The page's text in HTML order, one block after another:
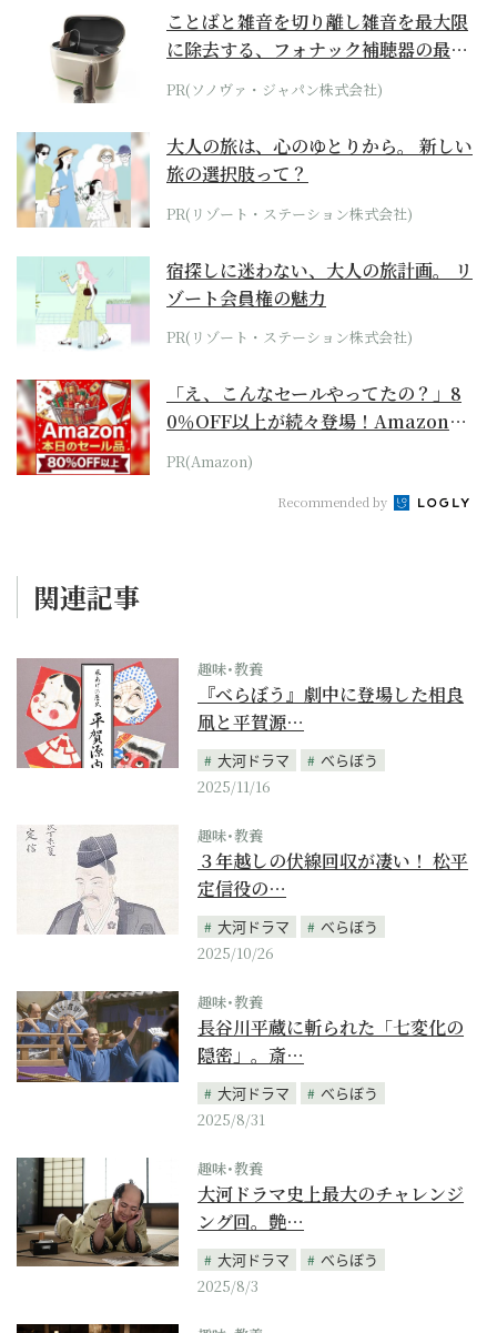
ことばと雑音を切り離し雑音を最大限
に除去する、フォナック補聴器の最上
位モデル
PR(ソノヴァ・ジャパン株式会社)
大人の旅は、心のゆとりから。 新しい
旅の選択肢って？
PR(リゾート・ステーション株式会社)
宿探しに迷わない、大人の旅計画。 リ
ゾート会員権の魅力
PR(リゾート・ステーション株式会社)
「え、こんなセールやってたの？」8
0％OFF以上が続々登場！Amazonの
本気が...
PR(Amazon)
Recommended by
関連記事
趣味･教養
『べらぼう』劇中に登場した相良
凧と平賀源…
大河ドラマ
べらぼう
2025/11/16
趣味･教養
３年越しの伏線回収が凄い！ 松平
定信役の…
大河ドラマ
べらぼう
2025/10/26
趣味･教養
長谷川平蔵に斬られた「七変化の
隠密」。斎…
大河ドラマ
べらぼう
2025/8/31
趣味･教養
大河ドラマ史上最大のチャレンジ
ング回。艶…
大河ドラマ
べらぼう
2025/8/3